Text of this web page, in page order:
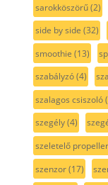
sarokköszörű(2)
side by side (32)
smoothie (13)
szabályzó(4)
szalagos csiszoló
szegély(4)
szeletelő propeller
szenzor(17)